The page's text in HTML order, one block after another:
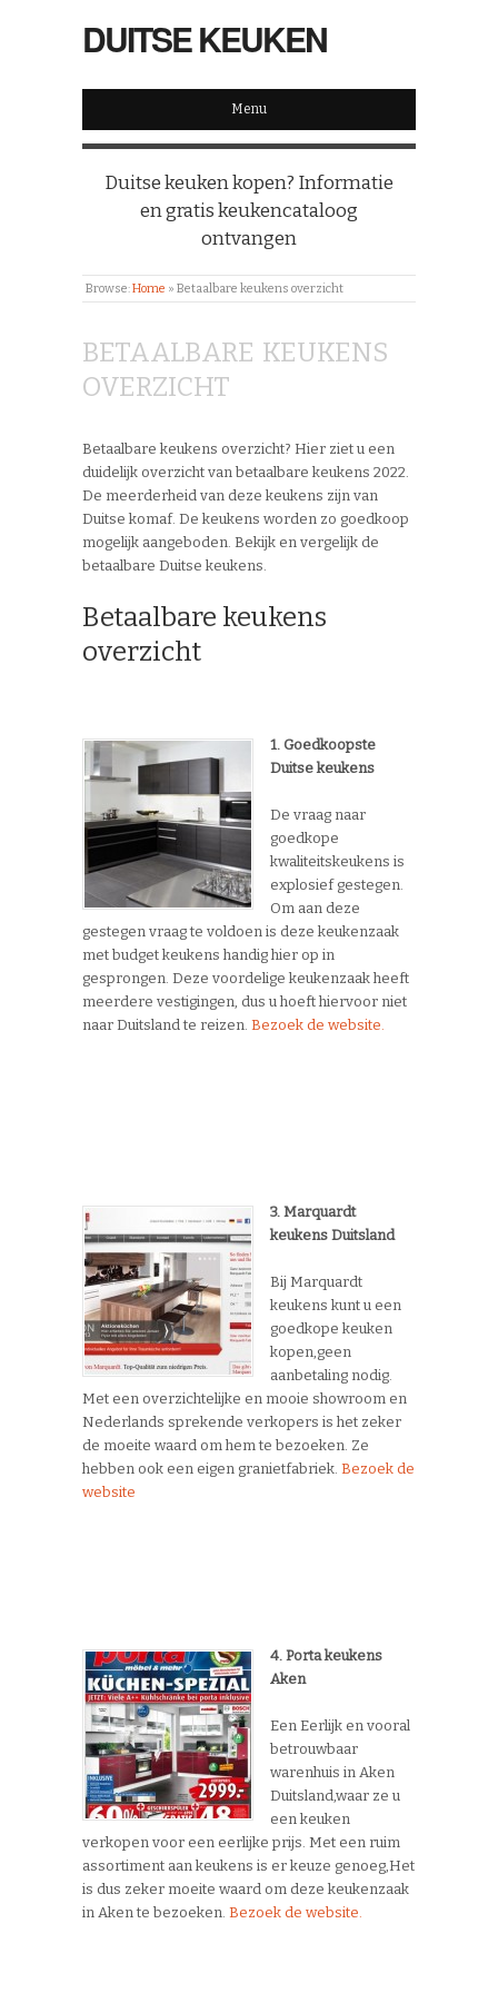
DUITSE KEUKEN
Menu
Duitse keuken kopen? Informatie
en gratis keukencataloog
ontvangen
Browse:Home » Betaalbare keukens overzicht
BETAALBARE KEUKENS
OVERZICHT
Betaalbare keukens overzicht? Hier ziet u een
duidelijk overzicht van betaalbare keukens 2022.
De meerderheid van deze keukens zijn van
Duitse komaf. De keukens worden zo goedkoop
mogelijk aangeboden. Bekijk en vergelijk de
betaalbare Duitse keukens.
Betaalbare keukens
overzicht
1. Goedkoopste
Duitse keukens
De vraag naar
goedkope
kwaliteitskeukens is
explosief gestegen.
Om aan deze
gestegen vraag te voldoen is deze keukenzaak
met budget keukens handig hier op in
gesprongen. Deze voordelige keukenzaak heeft
meerdere vestigingen, dus u hoeft hiervoor niet
naar Duitsland te reizen. Bezoek de website.
3. Marquardt
keukens Duitsland
Bij Marquardt
keukens kunt u een
goedkope keuken
kopen,geen
aanbetaling nodig.
Met een overzichtelijke en mooie showroom en
Nederlands sprekende verkopers is het zeker
de moeite waard om hem te bezoeken. Ze
hebben ook een eigen granietfabriek. Bezoek de
website
4. Porta keukens
Aken
Een Eerlijk en vooral
betrouwbaar
warenhuis in Aken
Duitsland,waar ze u
een keuken
verkopen voor een eerlijke prijs. Met een ruim
assortiment aan keukens is er keuze genoeg,Het
is dus zeker moeite waard om deze keukenzaak
in Aken te bezoeken. Bezoek de website.